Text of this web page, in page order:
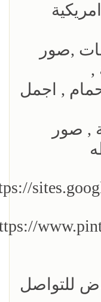
,صور
,
, اجمل
, صور
للتواصل